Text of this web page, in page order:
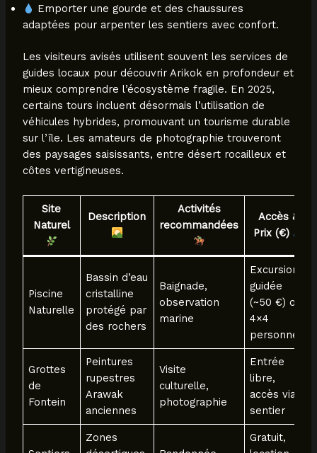
Emporter une gourde et des chaussures
adaptées pour arpenter les sentiers avec confort.
Les visiteurs avisés utilisent souvent les services de
guides locaux pour découvrir Arikok en profondeur et
mieux comprendre l’écosystème fragile. En 2025,
certains tours incluent désormais l’utilisation de
véhicules hybrides, promouvant un tourisme durable
sur l’île. Les amateurs de photographie trouveront
des paysages saisissants, entre désert rocailleux et
côtes vertigineuses.
Site
Naturel
Description
Activités
recommandées
Accès &
Prix (€)
Piscine
Naturelle
Bassin d’eau
cristalline
protégé par
des rochers
Baignade,
observation
marine
Excursion
guidée
(~50 €) ou
4×4
personnel
Grottes
de
Fontein
Peintures
rupestres
Arawak
anciennes
Visite
culturelle,
photographie
Entrée
libre,
accès via
sentier
Zones
Gratuit,